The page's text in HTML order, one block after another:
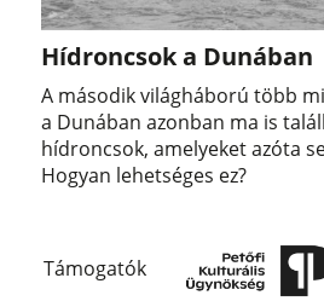
Hídroncsok a Dunában
A második világháború több
a Dunában azonban ma is
hídroncsok, amelyeket azóta
Hogyan lehetséges ez?
Támogatók